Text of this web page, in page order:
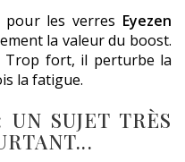
pour les verres Eyezen
la valeur du boost.
Trop fort, il perturbe la
la fatigue.
SUJET TRÈS